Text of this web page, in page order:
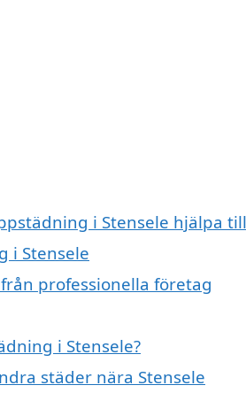
i Stensele hjälpa
i Stensele
professionella företag
i Stensele?
städer nära Stensele